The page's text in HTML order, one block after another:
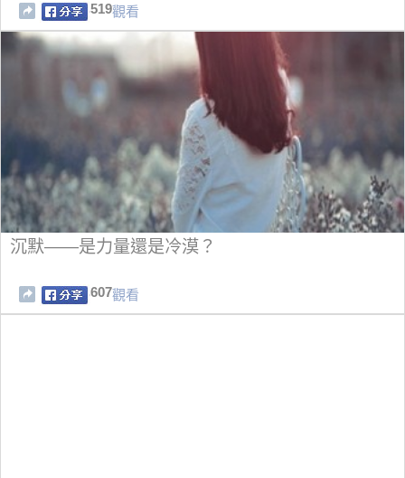
519觀看
沉默——是力量還是冷漠？
607觀看